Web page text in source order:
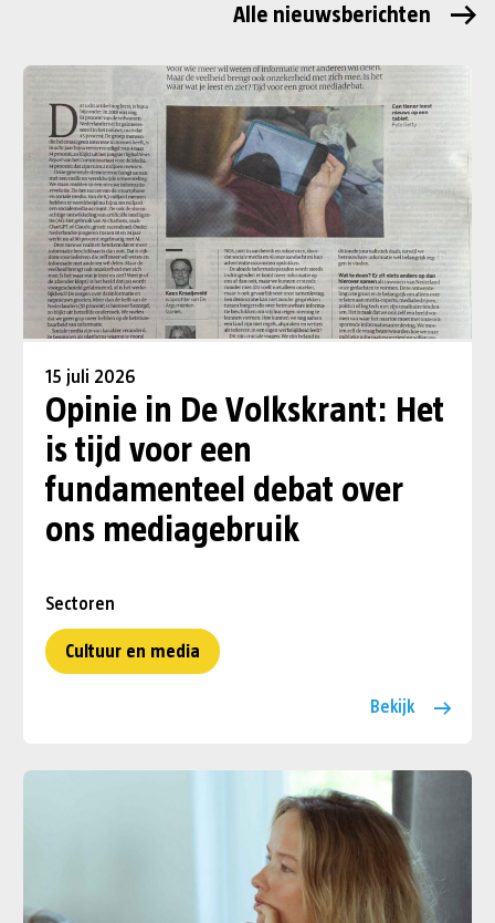
Alle nieuwsberichten
15 juli 2026
Opinie in De Volkskrant: Het
is tijd voor een
fundamenteel debat over
ons mediagebruik
Sectoren
Cultuur en media
Bekijk